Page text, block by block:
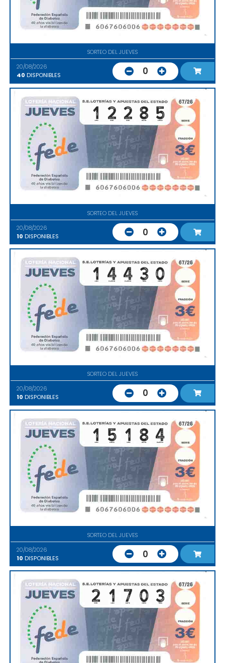
SORTEO DEL JUEVES
20/08/2026
40 DISPONIBLES 0
SORTEO DEL JUEVES
20/08/2026
10 DISPONIBLES 0
SORTEO DEL JUEVES
20/08/2026
10 DISPONIBLES 0
SORTEO DEL JUEVES
20/08/2026
10 DISPONIBLES 0